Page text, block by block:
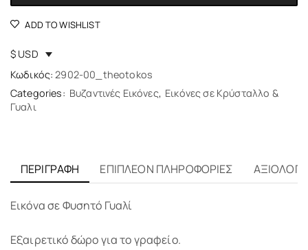
ADD TO WISHLIST
$ USD
Κωδικός: 2902-00_theotokos
Categories: Βυζαντινές Εικόνες, Εικόνες σε Κρύσταλλο &
Γυαλι
ΠΕΡΙΓΡΑΦΉ ΕΠΙΠΛΈΟΝ ΠΛΗΡΟΦΟΡΊΕΣ
Εικόνα σε Φυσητό Γυαλί
Εξαιρετικό δώρο για το γραφείο.